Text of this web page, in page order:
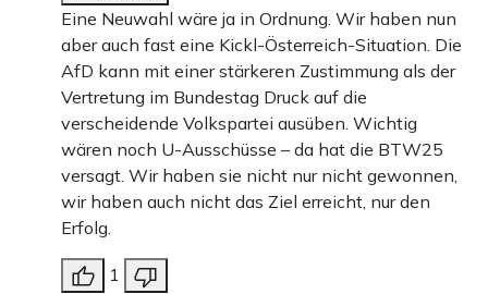
Eine Neuwahl wäre ja in Ordnung. Wir haben nun
aber auch fast eine Kickl-Österreich-Situation. Die
AfD kann mit einer stärkeren Zustimmung als der
Vertretung im Bundestag Druck auf die
verscheidende Volkspartei ausüben. Wichtig
wären noch U-Ausschüsse – da hat die BTW25
versagt. Wir haben sie nicht nur nicht gewonnen,
wir haben auch nicht das Ziel erreicht, nur den
Erfolg.
1